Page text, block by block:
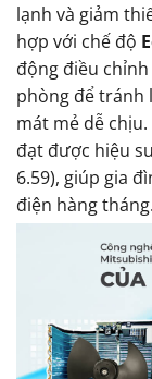
lạnh và giảm
hợp với chế độ
động điều
phòng để tránh
mát mẻ dễ chịu.
đạt được hiệu
6.59), giúp gia
điện hàng tháng.